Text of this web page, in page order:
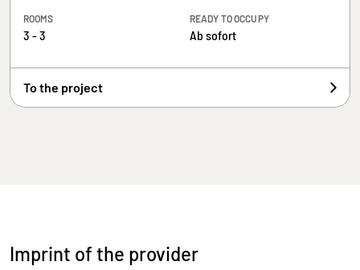
ROOMS
3 - 3
READY TO OCCUPY
Ab sofort
To the project
Imprint of the provider